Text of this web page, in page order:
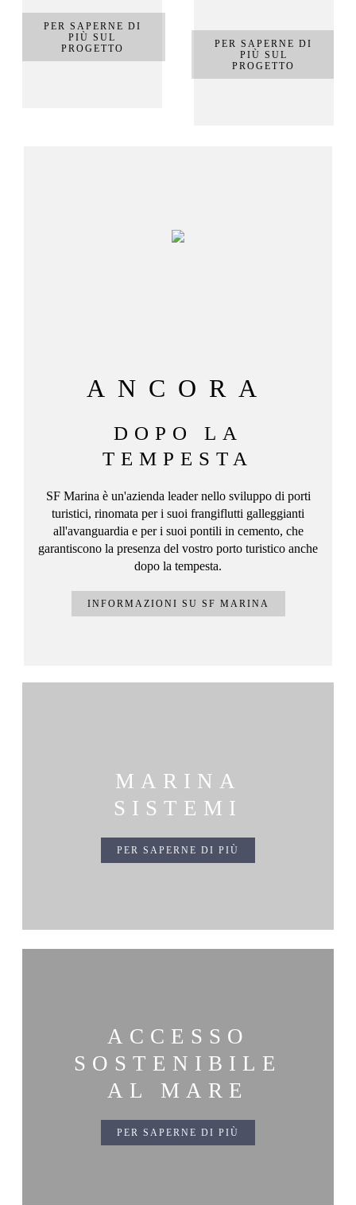
PER SAPERNE DI
PIÙ SUL
PROGETTO
PER SAPERNE DI
PIÙ SUL
PROGETTO
ANCORA
DOPO LA
TEMPESTA
SF Marina è un'azienda leader nello sviluppo di porti
turistici, rinomata per i suoi frangiflutti galleggianti
all'avanguardia e per i suoi pontili in cemento, che
garantiscono la presenza del vostro porto turistico anche
dopo la tempesta.
INFORMAZIONI SU SF MARINA
MARINA
SISTEMI
PER SAPERNE DI PIÙ
ACCESSO
SOSTENIBILE
AL MARE
PER SAPERNE DI PIÙ